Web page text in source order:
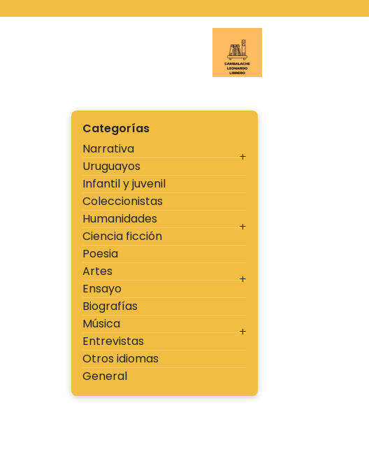
Categorías
Narrativa
Uruguayos
Infantil y juvenil
Coleccionistas
Humanidades
Ciencia ficción
Poesia
Artes
Ensayo
Biografías
Música
Entrevistas
Otros idiomas
General